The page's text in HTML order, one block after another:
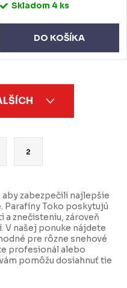
Skladom 4 ks
DO KOŠÍKA
2
zabezpečili najlepšie
Parafíny Toko poskytujú
a znečisteniu, zároveň
V našej ponuke nájdete
pre rôzne snehové
profesionál alebo
pomôžu dosiahnuť tie